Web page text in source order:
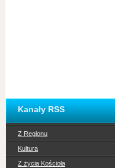
Kanały RSS
Z Regionu
Kultura
Z życia Kościoła